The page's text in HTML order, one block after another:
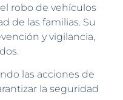
robo de vehículos
de las familias. Su
y vigilancia,
las acciones de
la seguridad